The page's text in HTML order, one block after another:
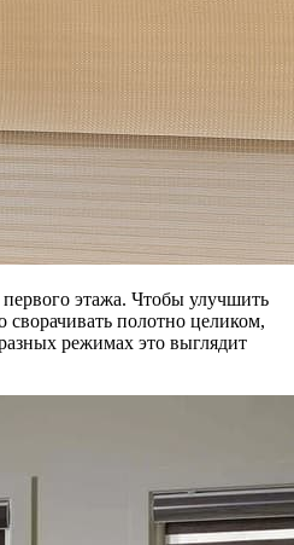
этажа. Чтобы улучшить
сворачивать полотно целиком,
режимах это выглядит